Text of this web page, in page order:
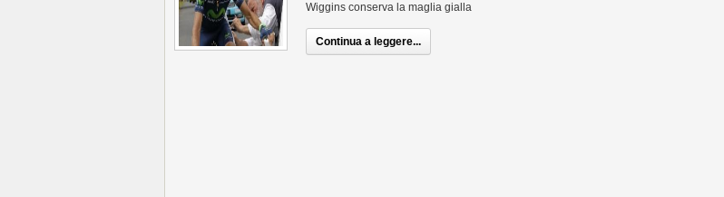
Wiggins conserva la maglia gialla
Continua a leggere...